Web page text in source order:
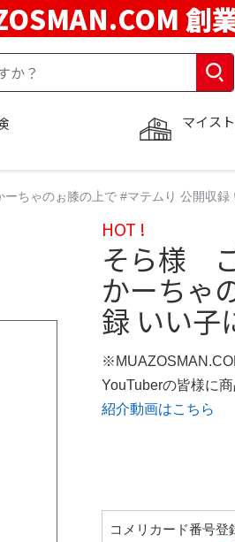
創
マイス
ゃのぉ膝の上で #マテムり 公開収録
HOT !
そら様
かーちゃ
録 いい子
YouTuberの皆様に
紹介動画はこちら
コメリカード番号登